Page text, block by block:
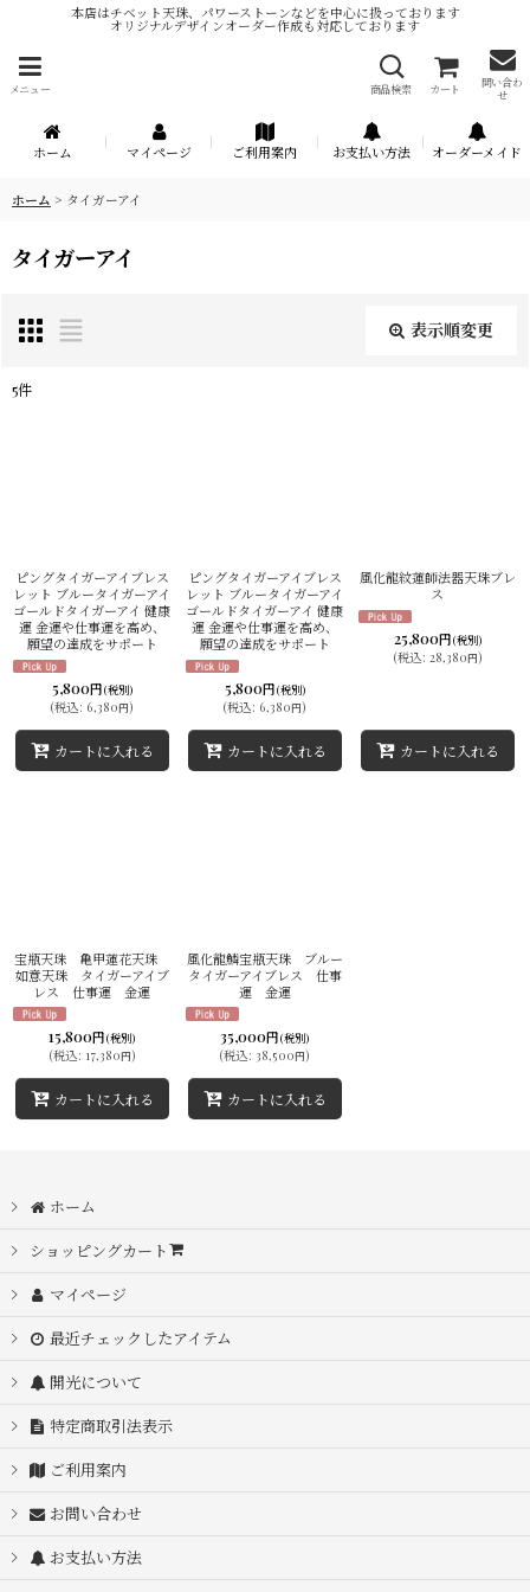
本店はチベット天珠、パワーストーンなどを中心に扱っております
オリジナルデザインオーダー作成も対応しております
メニュー 商品検索 カート
問い合わ
せ
ホーム マイページ ご利用案内 お支払い方法 オーダーメイド
ホーム > タイガーアイ
タイガーアイ
表示順変更
絞り込む
5件
ピングタイガーアイブレス
レット ブルータイガーアイ
ゴールドタイガーアイ 健康
運 金運や仕事運を高め、
願望の達成をサポート
5,800円(税別)
(税込: 6,380円)
カートに入れる
ピングタイガーアイブレス
レット ブルータイガーアイ
ゴールドタイガーアイ 健康
運 金運や仕事運を高め、
願望の達成をサポート
5,800円(税別)
(税込: 6,380円)
カートに入れる
風化龍紋蓮師法器天珠ブレ
ス
25,800円(税別)
(税込: 28,380円)
カートに入れる
宝瓶天珠 亀甲蓮花天珠
如意天珠 タイガーアイブ
レス 仕事運 金運
15,800円 (税別)
(税込: 17,380円)
カートに入れる
風化龍鱗宝瓶天珠 ブルー
タイガーアイブレス 仕事
運 金運
35,000円 (税別)
(税込: 38,500円)
カートに入れる
ホーム
ショッピングカート
マイページ
最近チェックしたアイテム
開光について
特定商取引法表示
ご利用案内
お問い合わせ
お支払い方法